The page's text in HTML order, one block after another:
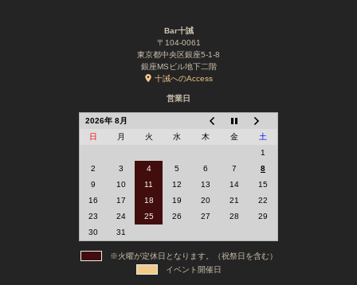
Bar十誡
〒104-0061
東京都中央区銀座5-1-8
銀座MSビル地下二階
十誡へのAccess
営業日
2026年 8月
日
月 火 水 木 金
土
1
2
3 4 5 6 7
8
9
10 11 12 13 14
15
16
17 18 19 20 21
22
23
24 25 26 27 28
29
30
31
※火曜が定休日となります。（祝祭日を含む）
イベント開催日